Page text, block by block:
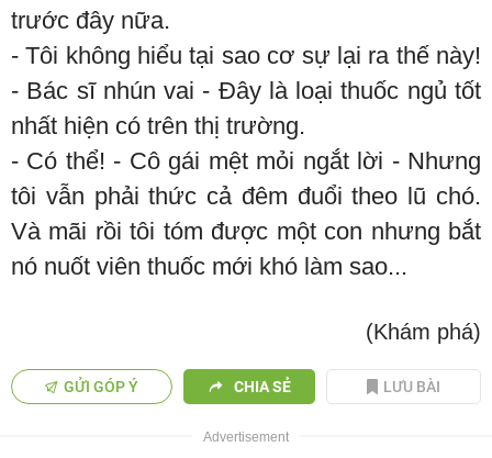
trước đây nữa.
- Tôi không hiểu tại sao cơ sự lại ra thế này!
- Bác sĩ nhún vai - Đây là loại thuốc ngủ tốt
nhất hiện có trên thị trường.
- Có thể! - Cô gái mệt mỏi ngắt lời - Nhưng
tôi vẫn phải thức cả đêm đuổi theo lũ chó.
Và mãi rồi tôi tóm được một con nhưng bắt
nó nuốt viên thuốc mới khó làm sao...
(Khám phá)
GỬI GÓP Ý CHIA SẺ LƯU BÀI